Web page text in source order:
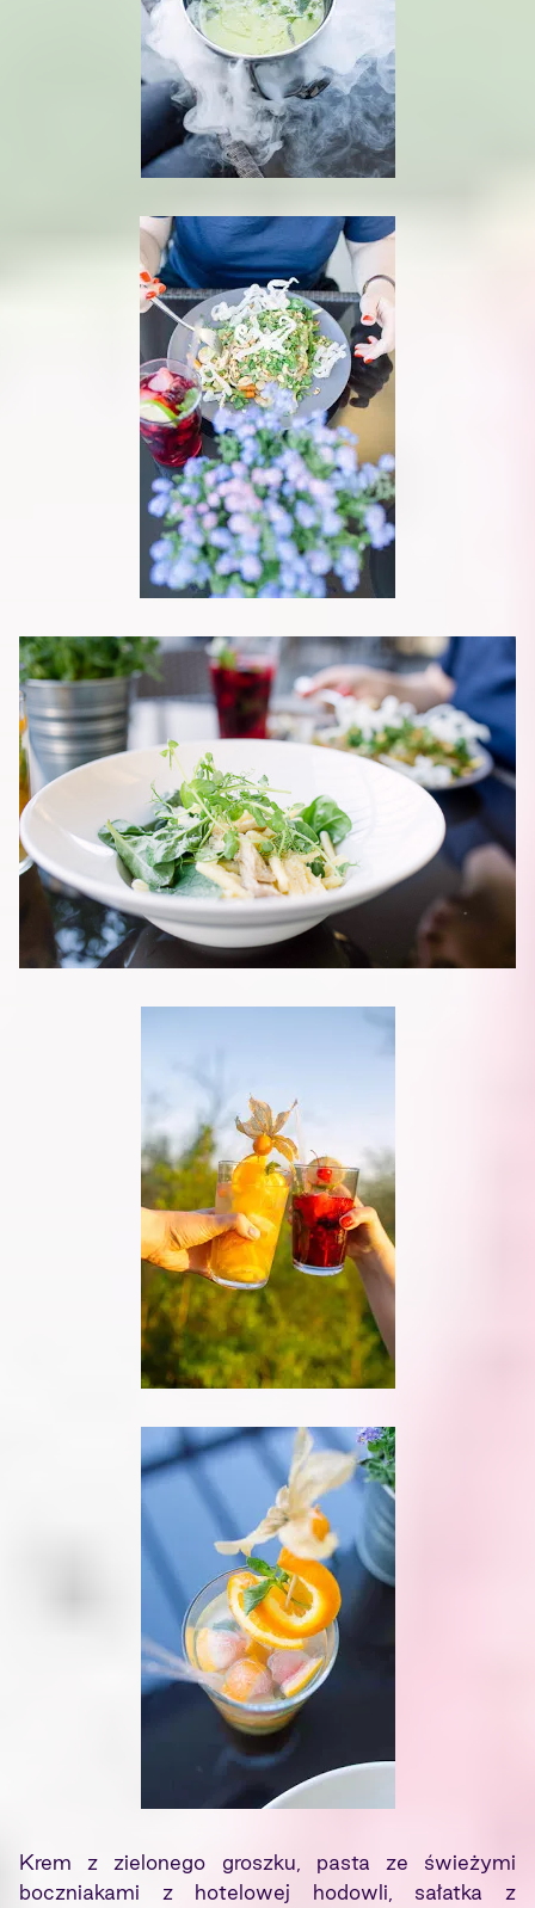
Krem z zielonego groszku, pasta ze świeżymi
boczniakami z hotelowej hodowli, sałatka z